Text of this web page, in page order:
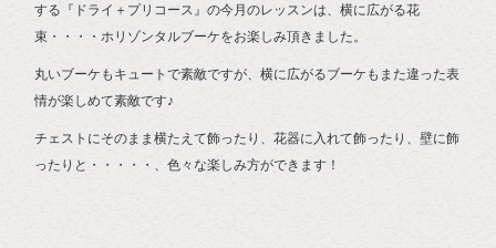
する『ドライ＋プリコース』の今月のレッスンは、横に広がる花
束・・・・ホリゾンタルブーケをお楽しみ頂きました。
丸いブーケもキュートで素敵ですが、横に広がるブーケもまた違った表
情が楽しめて素敵です♪
チェストにそのまま横たえて飾ったり、花器に入れて飾ったり、壁に飾
ったりと・・・・・、色々な楽しみ方ができます！